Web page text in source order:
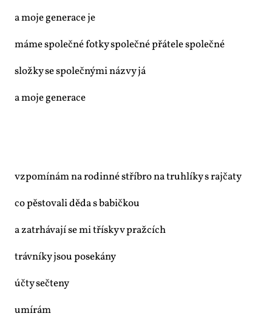
a mo­je ge­ne­ra­ce je
má­me spo­leč­né fot­ky spo­leč­né přá­te­le spo­leč­né
slož­ky se spo­leč­ný­mi ná­zvy já
a mo­je ge­ne­ra­ce
vzpo­mí­nám na ro­din­né stří­bro na truh­lí­ky s raj­ča­ty
co pěs­to­va­li dě­da s ba­bič­kou
a za­tr­há­va­jí se mi třís­ky v praž­cích
tráv­ní­ky jsou po­se­ká­ny
účty se­čte­ny
umí­rám